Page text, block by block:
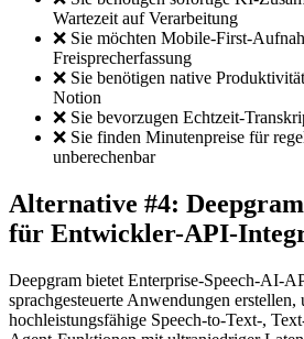
Wartezeit auf Verarbeitung
❌ Sie möchten Mobile-First-
Freisprecherfassung
❌ Sie benötigen native
Notion
❌ Sie bevorzugen Echtzeit-
❌ Sie finden Minutenpreise für
unberechenbar
Alternative #4:
für Entwickler-API-
Deepgram bietet Enterprise-Speech-AI-
sprachgesteuerte Anwendungen erstellen,
hochleistungsfähige Speech-to-Text-,